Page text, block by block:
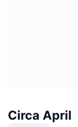
Circa April